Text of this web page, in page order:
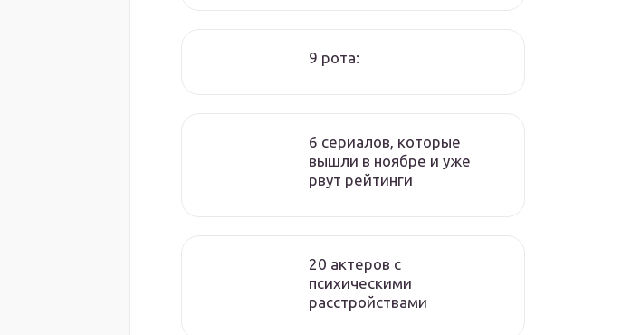
9 рота:
6 сериалов, которые
вышли в ноябре и уже
рвут рейтинги
20 актеров с
психическими
расстройствами